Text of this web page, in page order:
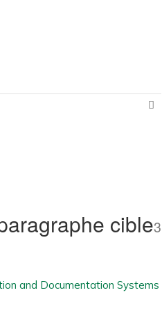
cible3